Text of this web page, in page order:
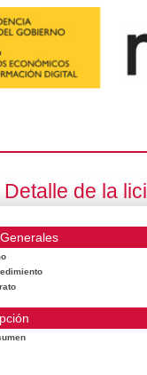
Detalle de la